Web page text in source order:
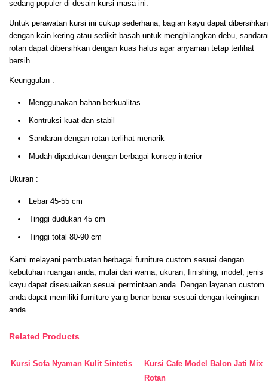
sedang populer di desain kursi masa ini.
Untuk perawatan kursi ini cukup sederhana, bagian kayu dapat dibersihkan
dengan kain kering atau sedikit basah untuk menghilangkan debu,
rotan dapat dibersihkan dengan kuas halus agar anyaman tetap terlihat
bersih.
Keunggulan :
Menggunakan bahan berkualitas
Kontruksi kuat dan stabil
Sandaran dengan rotan terlihat menarik
Mudah dipadukan dengan berbagai konsep interior
Ukuran :
Lebar 45-55 cm
Tinggi dudukan 45 cm
Tinggi total 80-90 cm
Kami melayani pembuatan berbagai furniture custom sesuai dengan
kebutuhan ruangan anda, mulai dari warna, ukuran, finishing, model, jenis
kayu dapat disesuaikan sesuai permintaan anda. Dengan layanan custom
anda dapat memiliki furniture yang benar-benar sesuai dengan keinginan
anda.
Related Products
Kursi Sofa Nyaman Kulit Sintetis
Kursi Cafe Model Balon Jati Mix
Rotan